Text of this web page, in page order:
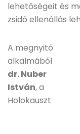
lehetőségeit és
zsidó ellenállás
A megnyitó
alkalmából
dr. Nuber
István, a
Holokauszt